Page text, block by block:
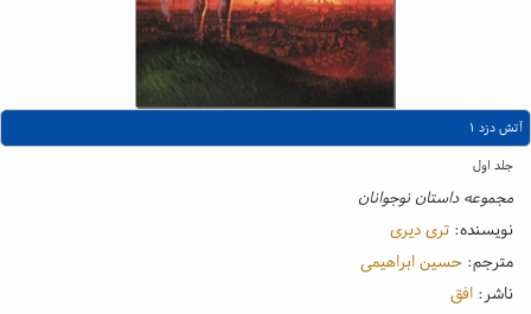
آتش دزد ۱
جلد اول
مجموعه داستان نوجوانان
نویسنده: تری دیری
مترجم: حسین ابراهیمی
ناشر: افق